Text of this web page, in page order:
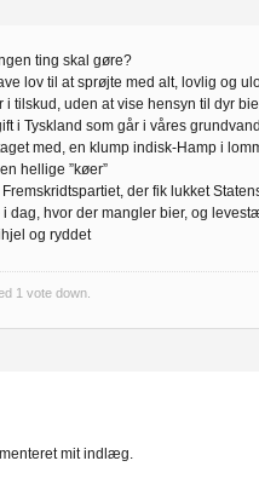
ting skal gøre?
lov til at sprøjte med alt, lovlig og
i tilskud, uden at vise hensyn til dyr
i Tyskland som går i våres
med, en klump indisk-Hamp i
hellige ”køer”
der fik lukket
dag, hvor der mangler bier, og
og ryddet
1 vote down.
mit indlæg.